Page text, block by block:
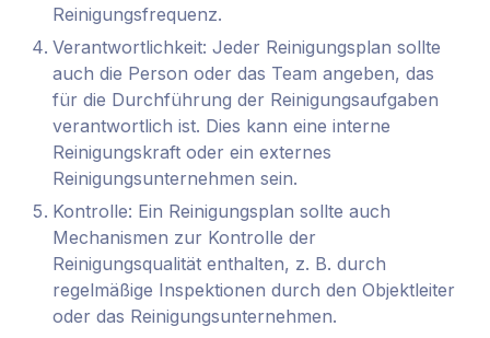
Reinigungsfrequenz.
Verantwortlichkeit: Jeder Reinigungsplan sollte
auch die Person oder das Team angeben, das
für die Durchführung der Reinigungsaufgaben
verantwortlich ist. Dies kann eine interne
Reinigungskraft oder ein externes
Reinigungsunternehmen sein.
Kontrolle: Ein Reinigungsplan sollte auch
Mechanismen zur Kontrolle der
Reinigungsqualität enthalten, z. B. durch
regelmäßige Inspektionen durch den Objektleiter
oder das Reinigungsunternehmen.